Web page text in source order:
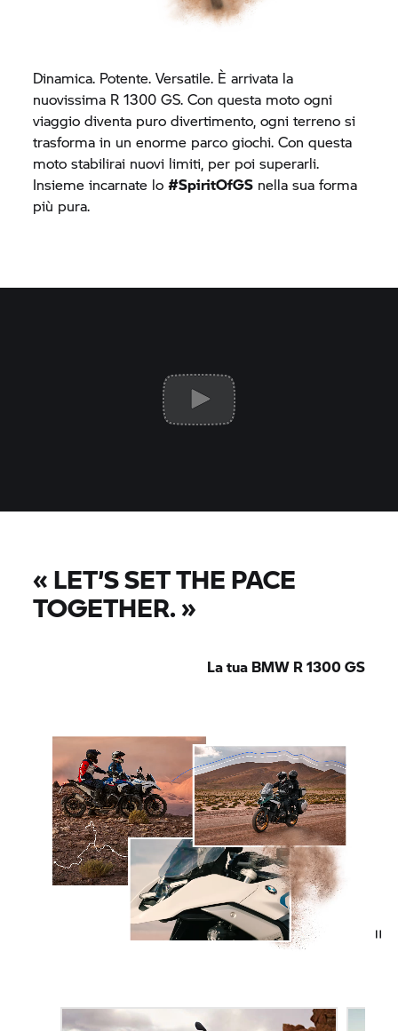
Dinamica. Potente. Versatile. È arrivata la
nuovissima R 1300 GS. Con questa moto ogni
viaggio diventa puro divertimento, ogni terreno si
trasforma in un enorme parco giochi. Con questa
moto stabilirai nuovi limiti, per poi superarli.
Insieme incarnate lo#SpiritOfGS nella sua forma
più pura.
«LET’S SET THE PACE
TOGETHER.»
La tua BMW R 1300 GS